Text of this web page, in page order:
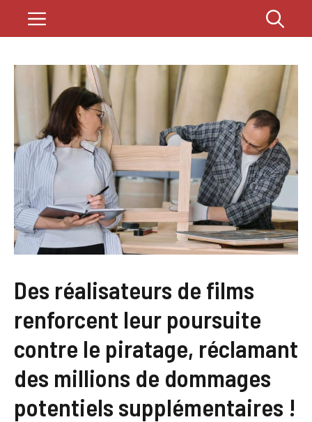
contenu
Menu
Des réalisateurs de films
renforcent leur poursuite
contre le piratage, réclamant
des millions de dommages
potentiels supplémentaires !